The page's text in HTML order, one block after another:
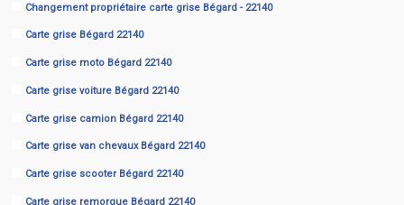
Changement propriétaire carte grise Bégard - 22140
Carte grise Bégard 22140
Carte grise moto Bégard 22140
Carte grise voiture Bégard 22140
Carte grise camion Bégard 22140
Carte grise van chevaux Bégard 22140
Carte grise scooter Bégard 22140
Carte grise remorque Bégard 22140